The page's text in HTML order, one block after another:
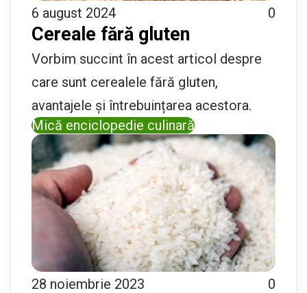
6 august 2024 0
Cereale fără gluten
Vorbim succint în acest articol despre
care sunt cerealele fără gluten,
avantajele și întrebuințarea acestora.
Mică enciclopedie culinară
28 noiembrie 2023 0